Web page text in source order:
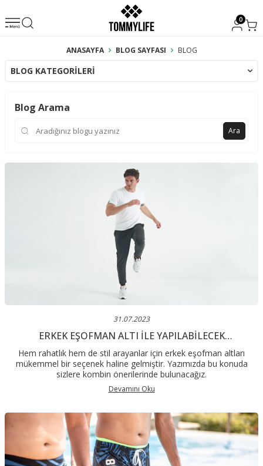
0
ANASAYFA BLOG SAYFASI BLOG
BLOG KATEGORILERI
Blog Arama
Ara
31.07.2023
ERKEK EŞOFMAN ALTI ILE YAPILABILECEK
KOMBINLER
Hem rahatlık hem de stil arayanlar için erkek eşofman altları
mükemmel bir seçenek haline gelmiştir. Yazımızda bu konuda
sizlere kombin önerilerinde bulunacağız.
Devamını Oku